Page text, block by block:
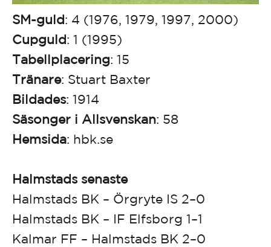
SM-guld: 4 (1976, 1979, 1997, 2000)
Cupguld: 1 (1995)
Tabellplacering: 15
Tränare: Stuart Baxter
Bildades: 1914
Säsonger i Allsvenskan: 58
Hemsida: hbk.se
Halmstads senaste
Halmstads BK – Örgryte IS 2–0
Halmstads BK – IF Elfsborg 1–1
Kalmar FF – Halmstads BK 2–0